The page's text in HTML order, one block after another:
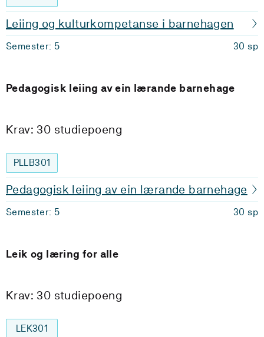
Leiing og kulturkompetanse i barnehagen
Semester: 5 30 sp
Pedagogisk leiing av ein lærande barnehage
Krav: 30 studiepoeng
PLLB301
Pedagogisk leiing av ein lærande barnehage
Semester: 5 30 sp
Leik og læring for alle
Krav: 30 studiepoeng
LEK301